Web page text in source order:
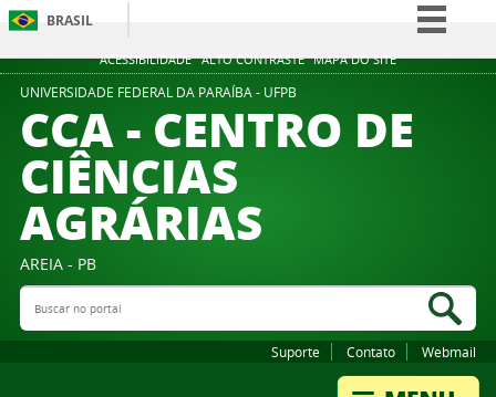
ACESSIBILIDADE ALTO CONTRASTE MAPA DO SITE
BRASIL
Simplifique!
Participe
UNIVERSIDADE FEDERAL DA PARAÍBA - UFPB
CCA - CENTRO DE
CIÊNCIAS
AGRÁRIAS
AREIA - PB
Buscar no portal
Suporte Contato Webmail